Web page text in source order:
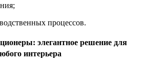
процессов.
элегантное решение для
интерьера